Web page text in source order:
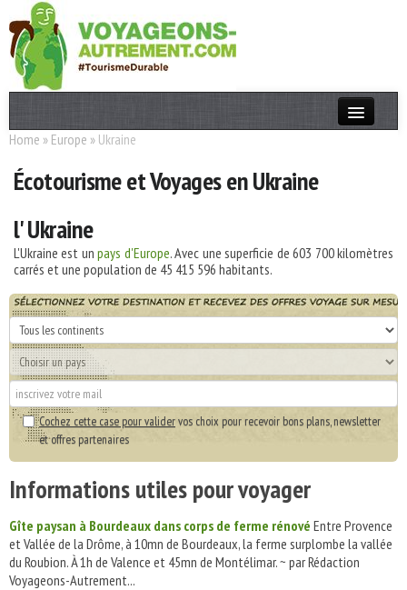
Actualités
T. Responsable
Acteurs
OK
Home » Europe » Ukraine
Écotourisme et Voyages en Ukraine
l' Ukraine
L'Ukraine est unpays d'Europe. Avec une superficie de603 700kilomètres
carrés et une population de 45 415 596 habitants.
Cochez cette case pour validervos choix pour recevoir bons plans, newsletter
et offres partenaires
Informations utiles pour voyager
Gîte paysan à Bourdeaux dans corps de ferme rénové Entre Provence
et Vallée de la Drôme, à 10mn de Bourdeaux, la ferme surplombe la vallée
du Roubion. À 1h de Valence et 45mn de Montélimar. ~ par Rédaction
Voyageons-Autrement...